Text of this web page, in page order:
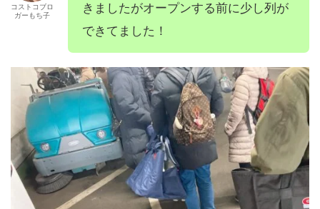
コストコブロ
ガーもち子
きましたがオープンする前に少し列が
できてました！